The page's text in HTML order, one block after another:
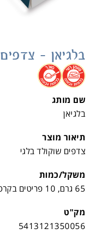
בלגיאן – צדפים 65 גרם
.
.
שם מותג
בלגיאן
תיאור מוצר
צדפים שוקולד בלגי
משקל/כמות
65 גרם, 10 פריטים בקרטון
מק"ט
5413121350056